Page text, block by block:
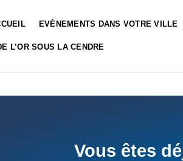
EVÈNEMENTS DANS VOTRE VILLE
L’OR SOUS LA CENDRE
Vous êtes